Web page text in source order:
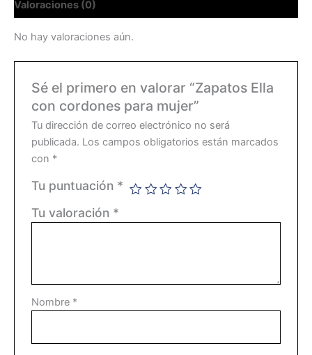
Valoraciones (0)
No hay valoraciones aún.
Sé el primero en valorar “Zapatos Ella
con cordones para mujer”
Tu dirección de correo electrónico no será
publicada. Los campos obligatorios están marcados
con *
Tu puntuación *
Tu valoración *
Nombre *